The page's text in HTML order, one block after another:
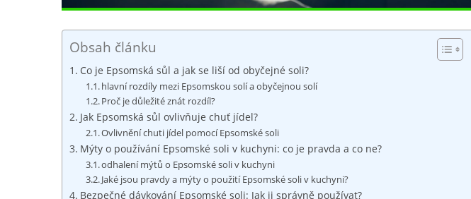
Obsah článku
Co je Epsomská sůl a jak se liší od obyčejné soli?
hlavní rozdíly mezi Epsomskou solí a obyčejnou solí
Proč je důležité znát rozdíl?
Jak Epsomská sůl ovlivňuje chuť jídel?
Ovlivnění chuti jídel pomocí Epsomské soli
Mýty o používání Epsomské soli v kuchyni: co je pravda a co ne?
odhalení mýtů o Epsomské soli v kuchyni
Jaké jsou pravdy a mýty o použití Epsomské soli v kuchyni?
Bezpečné dávkování Epsomské soli: Jak ji správně používat?